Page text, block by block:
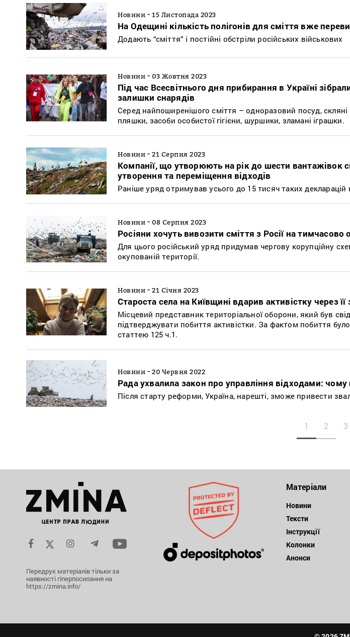
Новини - 15 Листопада 2023
На Одещині кількість полігонів для сміття вже
Додають “сміття” і постійні обстріли російських військових
Новини - 03 Жовтня 2023
Під час Всесвітнього дня прибирання в Україні
залишки снарядів
Серед найпоширенішого сміття – одноразовий посуд, скляні
пляшки, засоби особистої гігієни, шуршики, зламані іграшки.
Новини - 21 Серпня 2023
Компанії, що утворюють на рік до шести вантажівок
утворення та переміщення відходів
Раніше уряд отримував усього до 15 тисяч таких декларацій
Новини - 08 Серпня 2023
Росіяни хочуть вивозити сміття з Росії на тимчасово
Для цього російський уряд придумав чергову корупційну
окупованій території.
Новини - 21 Січня 2023
Староста села на Київщині вдарив активістку через її
Місцевий представник територіальної оборони, який був
підтверджувати побиття активістки. За фактом побиття
статтею 125 ч.1.
Новини - 20 Червня 2022
Рада ухвалила закон про управління відходами:
Після старту реформи, Україна, нарешті, зможе привести
1 2 3
Передрук матеріалів тільки за
наявності гіперпосилання на
https://zmina.info/
Матеріали
Новини
Тексти
Інструкції
Колонки
Анонси